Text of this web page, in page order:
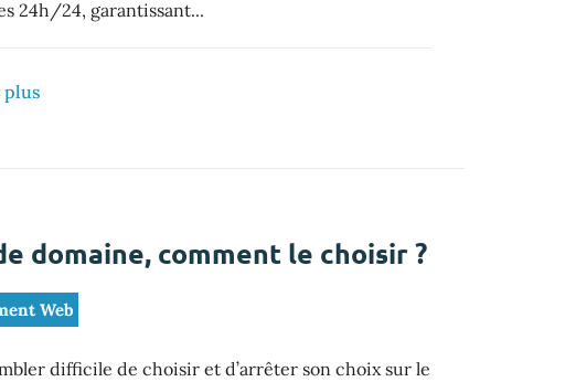
24h/24, garantissant...
plus
domaine, comment le choisir ?
Web
difficile de choisir et d’arrêter son choix sur le